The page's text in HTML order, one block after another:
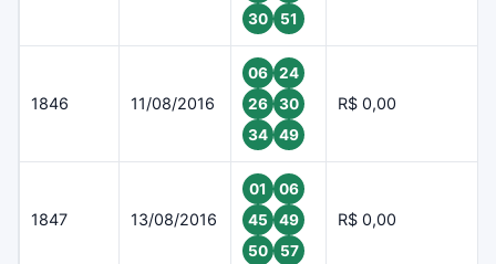
30
51
1846 11/08/2016
06
24
26
30
34
49
R$ 0,00
1847 13/08/2016
01
06
45
49
50
57
R$ 0,00